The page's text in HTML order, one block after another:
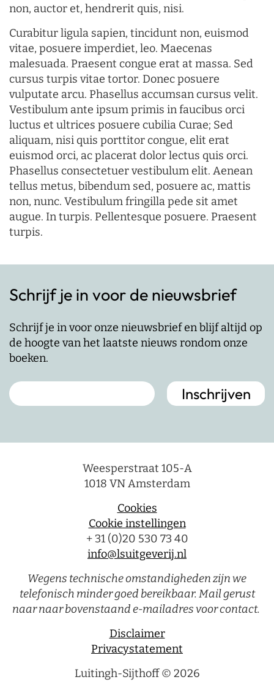
non, auctor et, hendrerit quis, nisi.
Curabitur ligula sapien, tincidunt non, euismod
vitae, posuere imperdiet, leo. Maecenas
malesuada. Praesent congue erat at massa. Sed
cursus turpis vitae tortor. Donec posuere
vulputate arcu. Phasellus accumsan cursus velit.
Vestibulum ante ipsum primis in faucibus orci
luctus et ultrices posuere cubilia Curae; Sed
aliquam, nisi quis porttitor congue, elit erat
euismod orci, ac placerat dolor lectus quis orci.
Phasellus consectetuer vestibulum elit. Aenean
tellus metus, bibendum sed, posuere ac, mattis
non, nunc. Vestibulum fringilla pede sit amet
augue. In turpis. Pellentesque posuere. Praesent
turpis.
Schrijf je in voor de nieuwsbrief
Schrijf je in voor onze nieuwsbrief en blijf altijd op
de hoogte van het laatste nieuws rondom onze
boeken.
Weesperstraat 105-A
1018 VN Amsterdam
Cookies
Cookie instellingen
+ 31 (0)20 530 73 40
info@lsuitgeverij.nl
Wegens technische omstandigheden zijn we
telefonisch minder goed bereikbaar. Mail gerust
naar naar bovenstaand e-mailadres voor contact.
Disclaimer
Privacystatement
Luitingh-Sijthoff © 2026